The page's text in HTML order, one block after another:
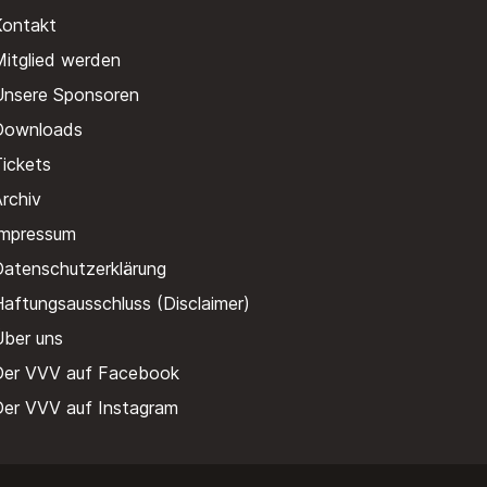
werden
Sponsoren
(Disclaimer)
uns
VVV auf Facebook
VVV auf Instagram